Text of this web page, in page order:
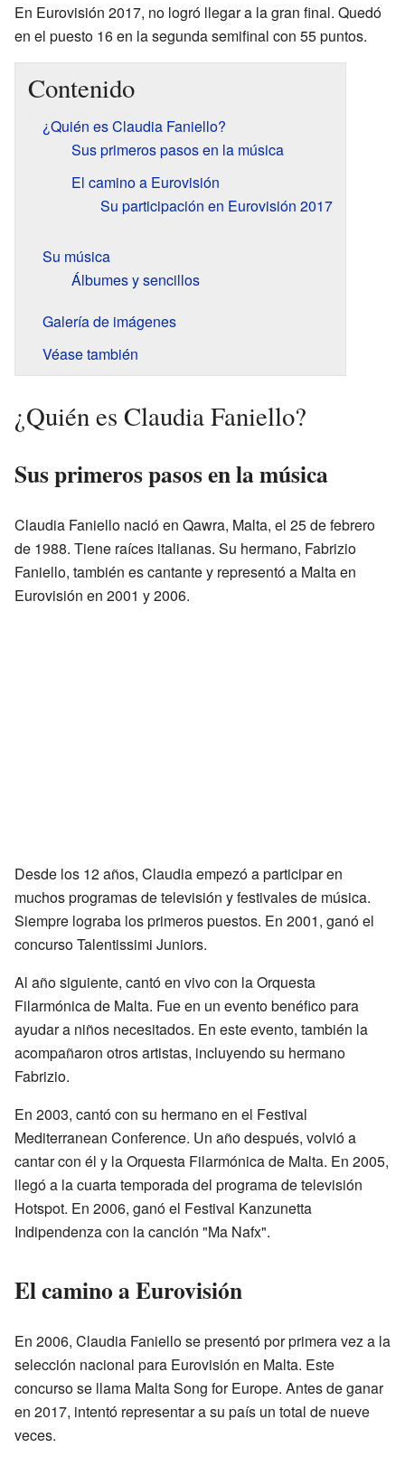
En Eurovisión 2017, no logró llegar a la gran final. Quedó
en el puesto 16 en la segunda semifinal con 55 puntos.
Contenido
¿Quién es Claudia Faniello?
Sus primeros pasos en la música
El camino a Eurovisión
Su participación en Eurovisión 2017
Su música
Álbumes y sencillos
Galería de imágenes
Véase también
¿Quién es Claudia Faniello?
Sus primeros pasos en la música
Claudia Faniello nació en Qawra, Malta, el 25 de febrero
de 1988. Tiene raíces italianas. Su hermano, Fabrizio
Faniello, también es cantante y representó a Malta en
Eurovisión en 2001 y 2006.
Desde los 12 años, Claudia empezó a participar en
muchos programas de televisión y festivales de música.
Siempre lograba los primeros puestos. En 2001, ganó el
concurso Talentissimi Juniors.
Al año siguiente, cantó en vivo con la Orquesta
Filarmónica de Malta. Fue en un evento benéfico para
ayudar a niños necesitados. En este evento, también la
acompañaron otros artistas, incluyendo su hermano
Fabrizio.
En 2003, cantó con su hermano en el Festival
Mediterranean Conference. Un año después, volvió a
cantar con él y la Orquesta Filarmónica de Malta. En 2005,
llegó a la cuarta temporada del programa de televisión
Hotspot. En 2006, ganó el Festival Kanzunetta
Indipendenza con la canción "Ma Nafx".
El camino a Eurovisión
En 2006, Claudia Faniello se presentó por primera vez a la
selección nacional para Eurovisión en Malta. Este
concurso se llama Malta Song for Europe. Antes de ganar
en 2017, intentó representar a su país un total de nueve
veces.